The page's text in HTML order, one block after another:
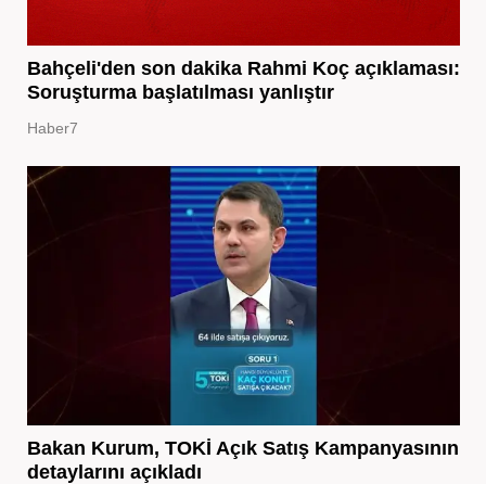
Bahçeli'den son dakika Rahmi Koç açıklaması:
Soruşturma başlatılması yanlıştır
Haber7
Bakan Kurum, TOKİ Açık Satış Kampanyasının
detaylarını açıkladı